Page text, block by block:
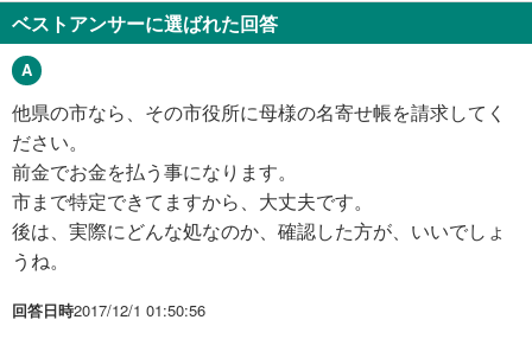
ベストアンサーに選ばれた回答
他県の市なら、その市役所に母様の名寄せ帳を請求してく
ださい。
前金でお金を払う事になります。
市まで特定できてますから、大丈夫です。
後は、実際にどんな処なのか、確認した方が、いいでしょ
うね。
回答日時2017/12/1 01:50:56